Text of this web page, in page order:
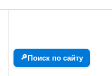
🔎Поиск по сайту